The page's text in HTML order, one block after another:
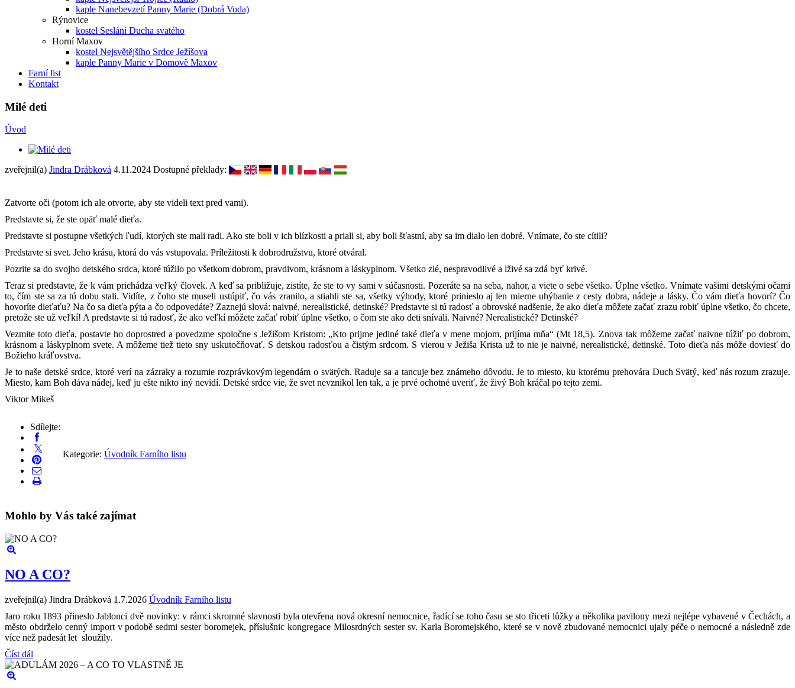
kaple Nanebevzetí Panny Marie (Dobrá Voda)
Rýnovice
kostel Seslání Ducha svatého
Horní Maxov
kostel Nejsvětějšího Srdce Ježíšova
kaple Panny Marie v Domově Maxov
Farní list
Kontakt
Milé deti
Úvod
zveřejnil(a) Jindra Drábková 4.11.2024 Dostupné překlady:
Zatvorte oči (potom ich ale otvorte, aby ste videli text pred vami).
Predstavte si, že ste opäť malé dieťa.
Predstavte si postupne všetkých ľudí, ktorých ste mali radi. Ako ste boli v ich blízkosti a priali si, aby boli šťastní, aby sa im dialo len dobré. Vnímate, čo ste cítili?
Predstavte si svet. Jeho krásu, ktorá do vás vstupovala. Príležitosti k dobrodružstvu, ktoré otváral.
Pozrite sa do svojho detského srdca, ktoré túžilo po všetkom dobrom, pravdivom, krásnom a láskyplnom. Všetko zlé, nespravodlivé a lživé sa zdá byť krivé.
Teraz si predstavte, že k vám prichádza veľký človek. A keď sa približuje, zistíte, že ste to vy sami v súčasnosti. Pozeráte sa na seba, nahor, a viete o sebe všetko. Úplne všetko. Vnímate vašimi detskými očami
to, čím ste sa za tú dobu stali. Vidíte, z čoho ste museli ustúpiť, čo vás zranilo, a stiahli ste sa, všetky výhody, ktoré prinieslo aj len mierne uhýbanie z cesty dobra, nádeje a lásky. Čo vám dieťa hovorí? Čo
hovoríte dieťaťu? Na čo sa dieťa pýta a čo odpovedáte? Zaznejú slová: naivné, nerealistické, detinské? Predstavte si tú radosť a obrovské nadšenie, že ako dieťa môžete začať zrazu robiť úplne všetko, čo chcete,
pretože ste už veľkí! A predstavte si tú radosť, že ako veľkí môžete začať robiť úplne všetko, o čom ste ako deti snívali. Naivné? Nerealistické? Detinské?
Vezmite toto dieťa, postavte ho doprostred a povedzme spoločne s Ježišom Kristom: „Kto prijme jediné také dieťa v mene mojom, prijíma mňa“ (Mt 18,5). Znova tak môžeme začať naivne túžiť po dobrom,
krásnom a láskyplnom svete. A môžeme tiež tieto sny uskutočňovať. S detskou radosťou a čistým srdcom. S vierou v Ježiša Krista už to nie je naivné, nerealistické, detinské. Toto dieťa nás môže doviesť do
Božieho kráľovstva.
Je to naše detské srdce, ktoré verí na zázraky a rozumie rozprávkovým legendám o svätých. Raduje sa a tancuje bez známeho dôvodu. Je to miesto, ku ktorému prehovára Duch Svätý, keď nás rozum zrazuje.
Miesto, kam Boh dáva nádej, keď ju ešte nikto iný nevidí. Detské srdce vie, že svet nevznikol len tak, a je prvé ochotné uveriť, že živý Boh kráčal po tejto zemi.
Viktor Mikeš
Sdílejte:
Kategorie: Úvodník Farního listu
Mohlo by Vás také zajímat
NO A CO?
zveřejnil(a) Jindra Drábková 1.7.2026 Úvodník Farního listu
Jaro roku 1893 přineslo Jablonci dvě novinky: v rámci skromné slavnosti byla otevřena nová okresní nemocnice, řadící se toho času se sto třiceti lůžky a několika pavilony mezi nejlépe vybavené v Čechách, a
město obdrželo cenný import v podobě sedmi sester boromejek, příslušnic kongregace Milosrdných sester sv. Karla Boromejského, které se v nově zbudované nemocnici ujaly péče o nemocné a následně zde
více než padesát let sloužily.
Číst dál